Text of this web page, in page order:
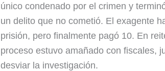
único condenado por el crimen y
un delito que no cometió. El exagente
prisión, pero finalmente pagó 10. En
proceso estuvo amañado con fiscales,
desviar la investigación.